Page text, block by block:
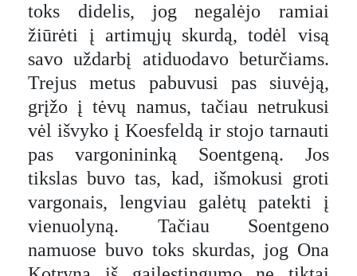
toks didelis, jog negalėjo ramiai
žiūrėti į artimųjų skurdą, todėl visą
savo uždarbį atiduodavo beturčiams.
Trejus metus pabuvusi pas siuvėją,
grįžo į tėvų namus, tačiau netrukusi
vėl išvyko į Koesfeldą ir stojo tarnauti
pas vargonininką Soentgeną. Jos
tikslas buvo tas, kad, išmokusi groti
vargonais, lengviau galėtų patekti į
vienuolyną. Tačiau Soentgeno
namuose buvo toks skurdas, jog Ona